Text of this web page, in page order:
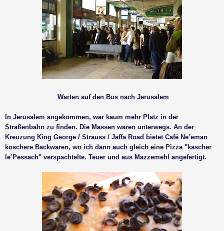
Warten auf den Bus nach Jerusalem
In Jerusalem angekommen, war kaum mehr Platz in der
Straßenbahn zu finden. Die Massen waren unterwegs. An der
Kreuzung King George / Strauss / Jaffa Road bietet Café Ne’eman
koschere Backwaren, wo ich dann auch gleich eine Pizza "kascher
le’Pessach" verspachtelte. Teuer und aus Mazzemehl angefertigt.